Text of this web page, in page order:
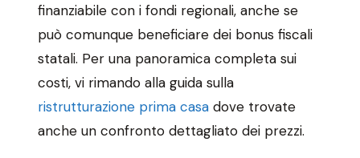
finanziabile con i fondi regionali, anche se
può comunque beneficiare dei bonus fiscali
statali. Per una panoramica completa sui
costi, vi rimando alla guida sulla
ristrutturazione prima casa dove trovate
anche un confronto dettagliato dei prezzi.